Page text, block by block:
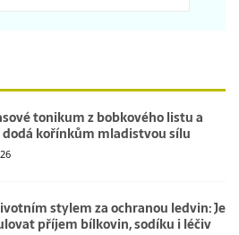
tonikum z bobkového listu a
kořínkům mladistvou sílu
stylem za ochranou ledvin: Je
příjem bílkovin, sodíku i léčiv